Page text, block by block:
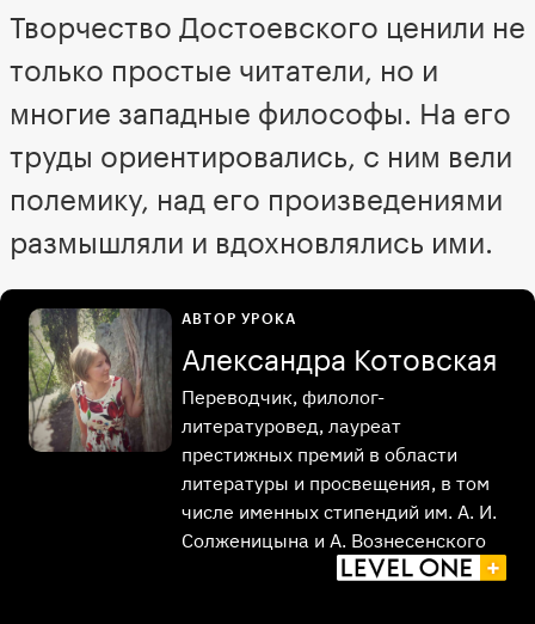
Творчество Достоевского ценили не
только простые читатели, но и
многие западные философы. На его
труды ориентировались, с ним вели
полемику, над его произведениями
размышляли и вдохновлялись ими.
АВТОР УРОКА
Александра Котовская
Переводчик, филолог-
литературовед, лауреат
престижных премий в области
литературы и просвещения, в том
числе именных стипендий им. А. И.
Солженицына и А. Вознесенского